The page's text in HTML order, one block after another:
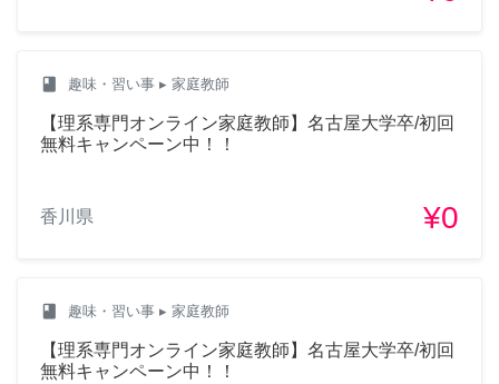
class 趣味・習い事 ▸ 家庭教師
【理系専門オンライン家庭教師】名古屋大学卒/初回
無料キャンペーン中！！
香川県 ¥0
class 趣味・習い事 ▸ 家庭教師
【理系専門オンライン家庭教師】名古屋大学卒/初回
無料キャンペーン中！！